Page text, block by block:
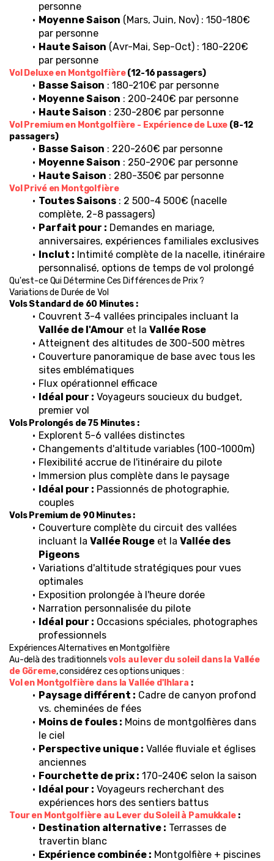
personne
Moyenne Saison (Mars, Juin, Nov) : 150-180€
par personne
Haute Saison (Avr-Mai, Sep-Oct) : 180-220€
par personne
Vol Deluxe en Montgolfière (12-16 passagers)
Basse Saison : 180-210€ par personne
Moyenne Saison : 200-240€ par personne
Haute Saison : 230-280€ par personne
Vol Premium en Montgolfière - Expérience de Luxe (8-12
passagers)
Basse Saison : 220-260€ par personne
Moyenne Saison : 250-290€ par personne
Haute Saison : 280-350€ par personne
Vol Privé en Montgolfière
Toutes Saisons : 2 500-4 500€ (nacelle
complète, 2-8 passagers)
Parfait pour : Demandes en mariage,
anniversaires, expériences familiales exclusives
Inclut : Intimité complète de la nacelle, itinéraire
personnalisé, options de temps de vol prolongé
Qu'est-ce Qui Détermine Ces Différences de Prix ?
Variations de Durée de Vol
Vols Standard de 60 Minutes :
Vallée de l'Amour et la Vallée Rose
Atteignent des altitudes de 300-500 mètres
Couverture panoramique de base avec tous les
sites emblématiques
Flux opérationnel efficace
Idéal pour : Voyageurs soucieux du budget,
premier vol
Vols Prolongés de 75 Minutes :
Explorent 5-6 vallées distinctes
Changements d'altitude variables (100-1000m)
Flexibilité accrue de l'itinéraire du pilote
Immersion plus complète dans le paysage
Idéal pour : Passionnés de photographie,
couples
Vols Premium de 90 Minutes :
Couverture complète du circuit des vallées
incluant la Vallée Rouge et la Vallée des
Pigeons
Variations d'altitude stratégiques pour vues
optimales
Exposition prolongée à l'heure dorée
Narration personnalisée du pilote
Idéal pour : Occasions spéciales, photographes
professionnels
Expériences Alternatives en Montgolfière
Au-delà des traditionnels vols au lever du soleil dans la Vallée
de Göreme, considérez ces options uniques :
Vol en Montgolfière dans la Vallée d'Ihlara :
Paysage différent : Cadre de canyon profond
vs. cheminées de fées
Moins de foules : Moins de montgolfières dans
le ciel
Perspective unique : Vallée fluviale et églises
anciennes
Fourchette de prix : 170-240€ selon la saison
Idéal pour : Voyageurs recherchant des
expériences hors des sentiers battus
Tour en Montgolfière au Lever du Soleil à Pamukkale :
Destination alternative : Terrasses de
travertin blanc
Expérience combinée : Montgolfière + piscines